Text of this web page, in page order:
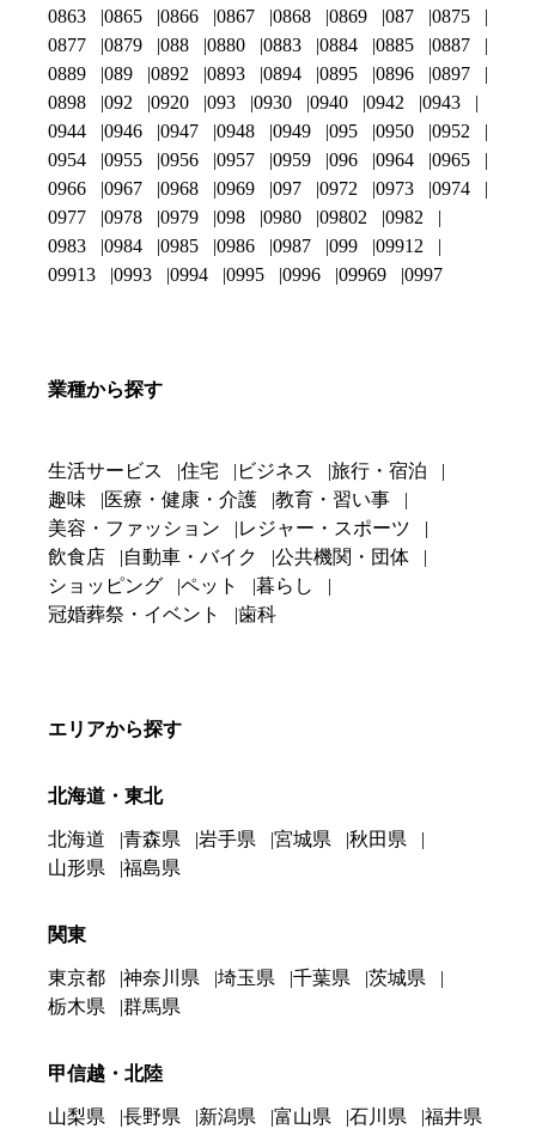
0863
0865 0866 0867 0868 0869 087
0875
0877
0879 088 0880 0883 0884 0885
0887
0889
089 0892 0893 0894 0895 0896
0897
0898
092 0920 093 0930 0940 0942
0943
0944
0946 0947 0948 0949 095 0950
0952
0954
0955 0956 0957 0959 096 0964
0965
0966
0967 0968 0969 097 0972 0973
0974
0977
0978 0979 098 0980 09802
0982
0983
0984 0985 0986 0987 099
09912
09913
0993 0994 0995 0996 09969 0997
業種から探す
生活サービス 住宅 ビジネス
旅行・宿泊
趣味
医療・健康・介護
教育・習い事
美容・ファッション
レジャー・スポーツ
飲食店
自動車・バイク
公共機関・団体
ショッピング
ペット
暮らし
冠婚葬祭・イベント
歯科
エリアから探す
北海道・東北
北海道 青森県 岩手県 宮城県
秋田県
山形県
福島県
関東
東京都 神奈川県 埼玉県 千葉県
茨城県
栃木県
群馬県
甲信越・北陸
山梨県 長野県 新潟県 富山県 石川県 福井県